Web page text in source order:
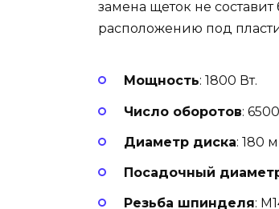
замена щеток не
расположению под
Мощность: 1800 Вт.
Число оборотов:
Диаметр диска: 180
Посадочный
Резьба шпинделя: